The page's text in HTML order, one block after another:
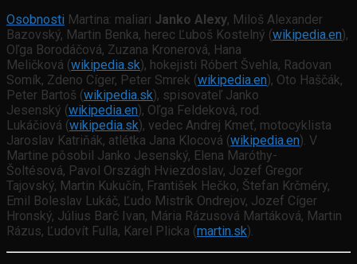
Osobnosti Martina: maliari Janko Alexy, Miloš Alexander
Bazovský, Martin Benka, herec Ľuboš Kostelný (wikipedia.en),
Oľga Borodáčová, Zuzana Kronerová, Hana
Meličková (wikipedia.sk), hokejisti Róbert Švehla, Radovan
Somík, Zdeno Cíger, Peter Smrek (wikipedia.en), Oto Haščák,
Peter Bartoš (wikipedia.sk), spisovateľ Janko
Jesenský (wikipedia.en), Oľga Feldeková, rod.
Lukáčiová (wikipedia.sk), vedec Andrej Kmeť, motocyklista
Jaroslav Katriňák, atlétka Jana Klocová (wikipedia.en). V
Martine pôsobil Janko Jesenský, Elena Maróthy-
Šoltésová, Pavol Országh Hviezdoslav, Jozef Gregor
Tajovský, Martin Kukučín, František Hečko, Štefan Krčméry,
Emil Boleslav Lukáč, Ľudo Mistrík Ondrejov, Jozef Cíger
Hronský, Július Barč Ivan, Mária Rázusová Martáková, Martin
Rázus, Ľudovít Fulla, Karel Plicka (martin.sk).